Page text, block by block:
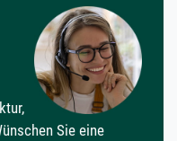
Sie eine